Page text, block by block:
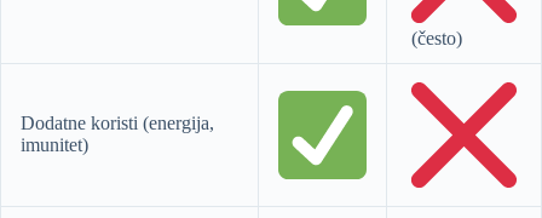
(često)
Dodatne koristi (energija,
imunitet)